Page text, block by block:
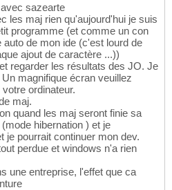
sazearte
les maj rien qu'aujourd'hui je suis
programme (et comme un con
de mon ide (c'est lourd de
ajout de caractère ...))
regarder les résultats des JO. Je
magnifique écran veuillez
ordinateur.
maj.
quand les maj seront finie sa
hibernation ) et je
je pourrait continuer mon dev.
perdue et windows n'a rien
une entreprise, l'effet que ca